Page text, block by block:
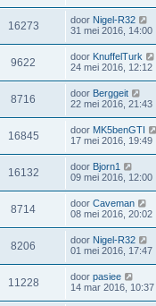
16273 door Nigel-R32
31 mei 2016, 14:00
9622 door KnuffelTurk
24 mei 2016, 12:12
8716 door Berggeit
22 mei 2016, 21:43
16845 door MK5benGTI
17 mei 2016, 19:49
16132 door Bjorn1
09 mei 2016, 12:00
8714 door Caveman
08 mei 2016, 20:02
8206 door Nigel-R32
01 mei 2016, 17:47
11228 door pasiee
14 mar 2016, 10:37